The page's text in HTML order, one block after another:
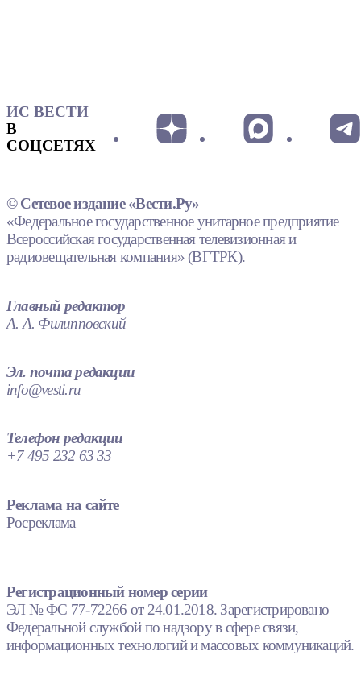
ИС ВЕСТИ
В
СОЦСЕТЯХ
© Сетевое издание «Вести.Ру»
«Федеральное государственное унитарное предприятие
Всероссийская государственная телевизионная и
радиовещательная компания» (ВГТРК).
Главный редактор
А. А. Филипповский
Эл. почта редакции
info@vesti.ru
Телефон редакции
+7 495 232 63 33
Реклама на сайте
Росреклама
Регистрационный номер серии
ЭЛ № ФС 77-72266 от 24.01.2018. Зарегистрировано
Федеральной службой по надзору в сфере связи,
информационных технологий и массовых коммуникаций.